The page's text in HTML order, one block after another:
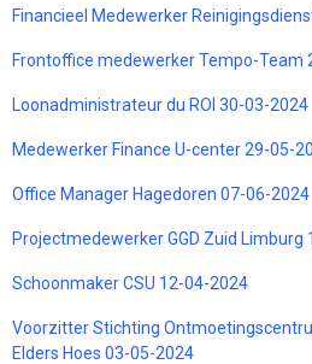
Financieel Medewerker
Frontoffice medewerker Tempo-Team
Loonadministrateur du ROI 30-03-2024
Medewerker Finance U-center 29-05-
Office Manager Hagedoren 07-06-2024
Projectmedewerker GGD Zuid Limburg
Schoonmaker CSU 12-04-2024
Voorzitter Stichting
Elders Hoes 03-05-2024